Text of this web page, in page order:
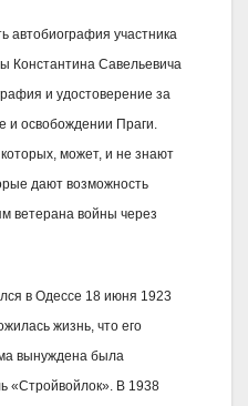
автобиография участника
Константина Савельевича
и удостоверение за
и освобождении Праги.
может, и не знают
дают возможность
ветерана войны через
в Одессе 18 июня 1923
жизнь, что его
вынуждена была
«Стройвойлок». В 1938